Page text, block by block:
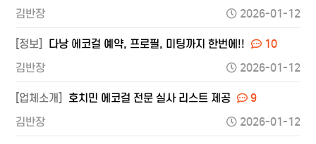
김반장
2026-01-12
[정보] 다낭 에코걸 예약, 프로필, 미팅까지 한번에!!
10
김반장
2026-01-12
[업체소개] 호치민 에코걸 전문 실사 리스트 제공
9
김반장
2026-01-12